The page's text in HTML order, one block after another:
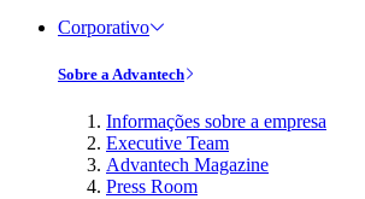
Corporativo
Sobre a Advantech
Informações sobre a empresa
Executive Team
Advantech Magazine
Press Room